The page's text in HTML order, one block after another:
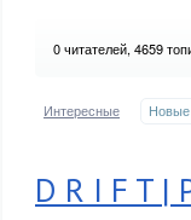
0читателей, 4659
Интересные Новые
D R I F T |